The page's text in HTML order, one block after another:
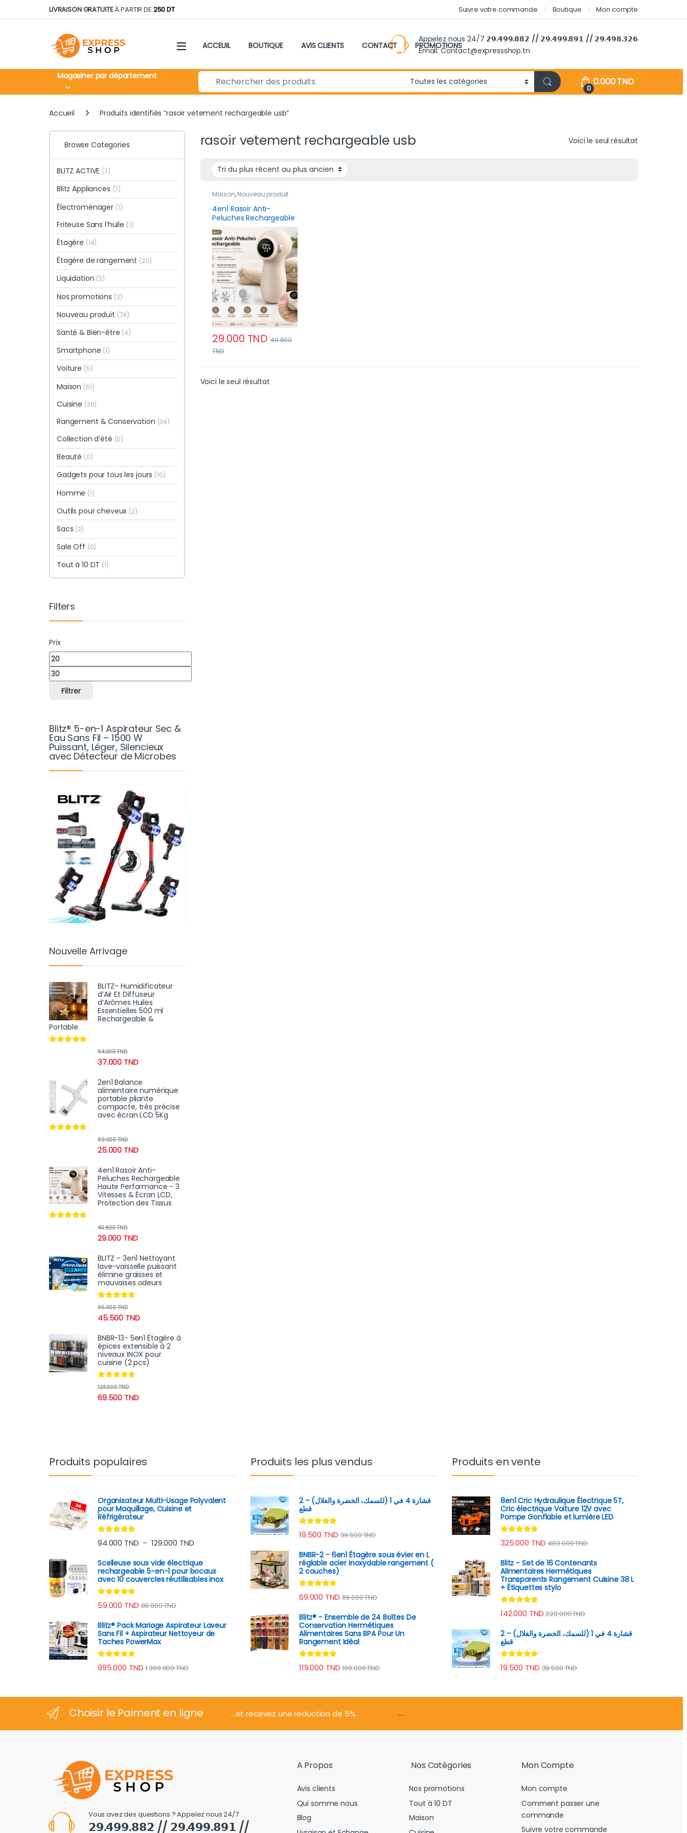
Skip to navigation
Skip to contentLIVRAISON GRATUITEÀ PARTIR DE 250 DT Suivre votre commande Boutique Mon compte
ACCEUIL BOUTIQUE AVIS CLIENTS CONTACT PROMOTIONS
Appelez nous 24/7 𝟮𝟵.𝟰𝟵𝟵.𝟴𝟴𝟮 // 𝟮𝟵.𝟰𝟵𝟵.𝟴𝟵𝟭 // 𝟮𝟵.𝟰𝟵𝟴.𝟯𝟮𝟲
Email: Contact@expressshop.tn
Magasiner par département Search for:
0
0.000TND
Accueil Produits identifiés “rasoir vetement rechargeable usb”
rasoir vetement rechargeable usb Voici le seul résultat
Maison,Nouveau produit
4en1 Rasoir Anti-
Peluches Rechargeable
Haute Performance – 3
Vitesses & Écran LCD,
Protection des Tissus
29.000 TND 40.600
TND
Voici le seul résultat
Browse Categories
BLITZ ACTIVE (7)
Blitz Appliances (7)
Électroménager (1)
Friteuse Sans l’huile (1)
Étagère (14)
Étagère de rangement (20)
Liquidation (3)
Nos promotions (3)
Nouveau produit (74)
Santé & Bien-être (4)
Smartphone (1)
Voiture (5)
Maison (61)
Cuisine (38)
Rangement & Conservation (34)
Collection d’été (0)
Beauté (0)
Gadgets pour tous les jours (10)
Homme (1)
Outils pour cheveux (2)
Sacs (2)
Sale Off (0)
Tout à 10 DT (1)
Filters
Prix
Prix min
Prix max
Filtrer
Blitz® 5-en-1 Aspirateur Sec &
Eau Sans Fil – 1500 W
Puissant, Léger, Silencieux
avec Détecteur de Microbes
Nouvelle Arrivage
BLITZ- Humidificateur
d’Air Et Diffuseur
d’Arômes Huiles
Essentielles 500 ml
Rechargeable &
Portable
37.000 TND
54.000TND
2en1 Balance
alimentaire numérique
portable pliante
compacte, très précise
avec écran LCD 5Kg
25.000 TND
69.000TND
4en1 Rasoir Anti-
Peluches Rechargeable
Haute Performance - 3
Vitesses & Écran LCD,
Protection des Tissus
29.000 TND
40.600TND
BLITZ - 3en1 Nettoyant
lave-vaisselle puissant
élimine graisses et
mauvaises odeurs
Note4.70
45.500 TND
65.000TND
BNBR-13- 5en1 Étagère à
épices extensible à 2
niveaux INOX pour
cuisine (2 pcs)
Note4.60
69.500 TND
123.000TND
Produits populaires
Organisateur Multi-Usage Polyvalent
pour Maquillage, Cuisine et
Réfrigérateur
Note4.70
sur 5
94.000 TND – 129.000 TNDPlage de prix : 94.000 TND à 129.000 TND
Scelleuse sous vide électrique
rechargeable 5-en-1 pour bocaux
avec 10 couvercles réutilisables inox
Note4.70
sur 5
59.000 TND 89.000TND
Blitz® Pack Mariage Aspirateur Laveur
Sans Fil + Aspirateur Nettoyeur de
Taches PowerMax
Note 4.67
sur 5
995.000 TND 1.399.000TND
Produits les plus vendus
قشارة 4 في 1 (للسمك، الخضرة والغلال) – 2
قطع
Note4.89
sur 5
19.500 TND 39.500TND
BNBR-2 - 6en1 Étagère sous évier en L
réglable acier inoxydable rangement (
2 couches)
Note4.79
sur 5
69.000 TND 119.000TND
Blitz® - Ensemble de 24 Boîtes De
Conservation Hermétiques
Alimentaires Sans BPA Pour Un
Rangement Idéal
Note4.74
sur 5
119.000 TND 199.000TND
Produits en vente
8en1 Cric Hydraulique Électrique 5T,
Cric électrique Voiture 12V avec
Pompe Gonflable et lumière LED
Note4.70
sur 5
325.000 TND 483.000TND
Blitz - Set de 16 Contenants
Alimentaires Hermétiques
Transparents Rangement Cuisine 38 L
+ Étiquettes stylo
Note4.70
sur 5
142.000 TND 220.000TND
قشارة 4 في 1 (للسمك، الخضرة والغلال) – 2
قطع
Note4.89
sur 5
19.500 TND 39.500TND
Choisir le Paiment en ligne ...et recevez une reduction de 5% .....
Vous avez des questions ? Appelez nous 24/7
𝟮𝟵.𝟰𝟵𝟵.𝟴𝟴𝟮 // 𝟮𝟵.𝟰𝟵𝟵.𝟴𝟵𝟭 //
A Propos
Avis clients
Qui somme nous
Blog
Nos Catégories
Nos promotions
Tout à 10 DT
Maison
Mon Compte
Mon compte
Comment passer une
commande
Suivre votre commande